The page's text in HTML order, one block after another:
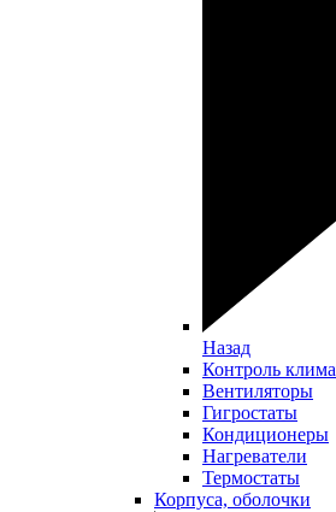
Назад
Контроль
Вентиляторы
Гигростаты
Кондиционеры
Нагреватели
Термостаты
Корпуса, оболочки